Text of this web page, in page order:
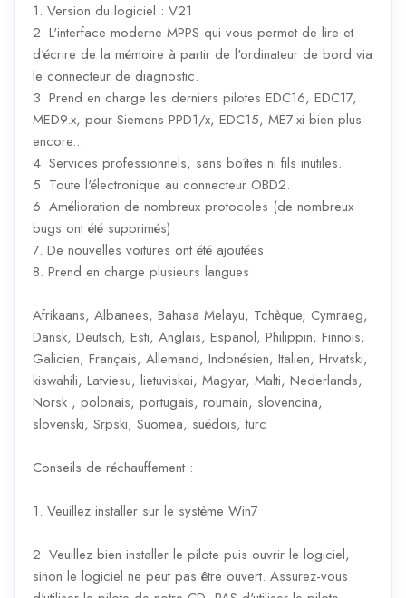
1. Version du logiciel : V21
2. L'interface moderne MPPS qui vous permet de lire et
d'écrire de la mémoire à partir de l'ordinateur de bord via
le connecteur de diagnostic.
3. Prend en charge les derniers pilotes EDC16, EDC17,
MED9.x, pour Siemens PPD1/x, EDC15, ME7.xi bien plus
encore...
4. Services professionnels, sans boîtes ni fils inutiles.
5. Toute l'électronique au connecteur OBD2.
6. Amélioration de nombreux protocoles (de nombreux
bugs ont été supprimés)
7. De nouvelles voitures ont été ajoutées
8. Prend en charge plusieurs langues :
Afrikaans, Albanees, Bahasa Melayu, Tchèque, Cymraeg,
Dansk, Deutsch, Esti, Anglais, Espanol, Philippin, Finnois,
Galicien, Français, Allemand, Indonésien, Italien, Hrvatski,
kiswahili, Latviesu, lietuviskai, Magyar, Malti, Nederlands,
Norsk , polonais, portugais, roumain, slovencina,
slovenski, Srpski, Suomea, suédois, turc
Conseils de réchauffement :
1. Veuillez installer sur le système Win7
2. Veuillez bien installer le pilote puis ouvrir le logiciel,
sinon le logiciel ne peut pas être ouvert. Assurez-vous